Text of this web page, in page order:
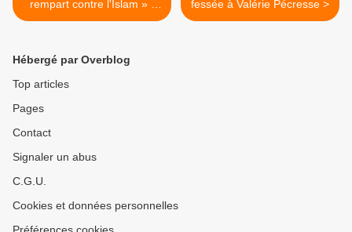
rempart contre l'Islam » -
Pierre Cassen - 12 mars
fessée à Valérie Pécresse >
Hébergé par Overblog
Top articles
Pages
Contact
Signaler un abus
C.G.U.
Cookies et données personnelles